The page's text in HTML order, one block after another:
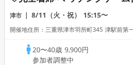
コン
津市 8/11（火・祝） 15:15〜
開催地住所：三重県津市羽所町345 津駅前第
20〜40歳 9,900円
参加者調整中